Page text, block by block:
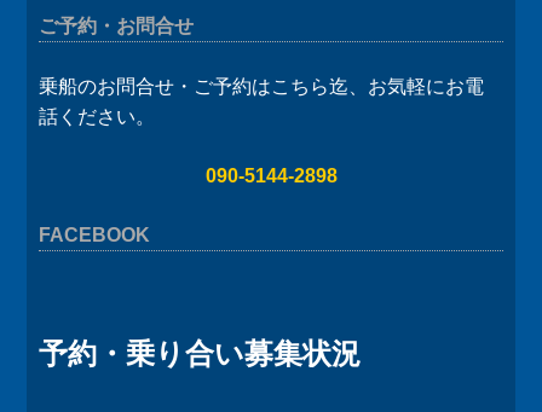
ご予約・お問合せ
乗船のお問合せ・ご予約はこちら迄、お気軽にお電
話ください。
090-5144-2898
FACEBOOK
予約・乗り合い募集状況